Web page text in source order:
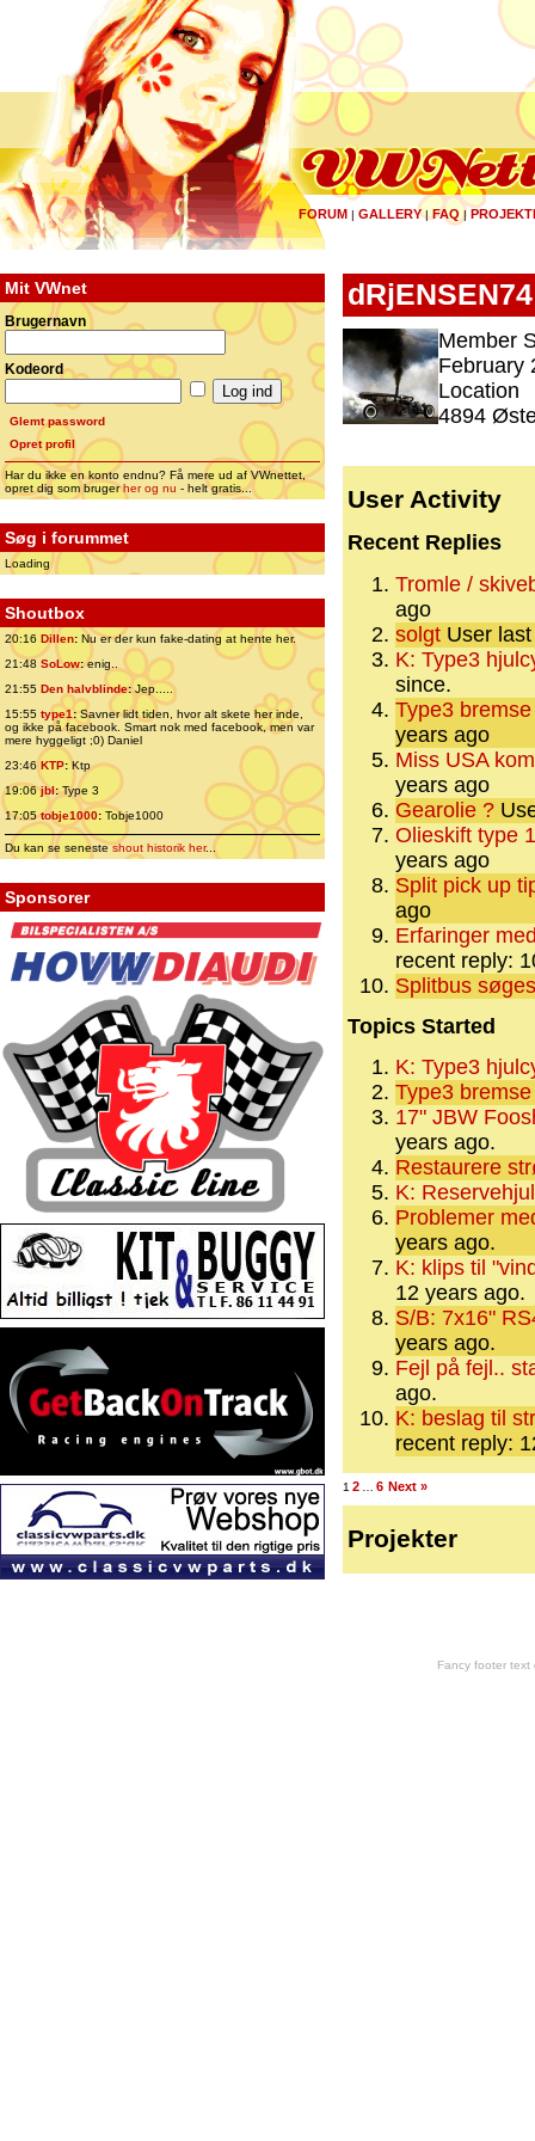
FORUM | GALLERY|FAQ |
Mit VWnet
Brugernavn
Kodeord
Glemt password
Opret profil
Har du ikke en konto endnu? Få mere ud af VWnettet,
opret dig som brugerher og nu - helt gratis...
Søg i forummet
Loading
Shoutbox
20:16 Dillen: Nu er der kun fake-dating at hente her.
21:48 SoLow:enig..
21:55 Den halvblinde:Jep.....
15:55 type1:Savner lidt tiden, hvor alt skete her inde,
og ikke på facebook. Smart nok med facebook, men var
mere hyggeligt ;0) Daniel
23:46 KTP:Ktp
19:06jbl:Type 3
17:05tobje1000: Tobje1000
Du kan se senesteshout historik her...
Sponsorer
dRjENSEN74
Member
February
Location
4894
User Activity
Recent Replies
Tromle /
ago
solgt User
K: Type3
since.
Type3
years ago
Miss USA
years ago
Gearolie ?
Olieskift type
years ago
Split pick up
ago
Erfaringer
recent reply:
Splitbus
Topics Started
K: Type3
Type3
17" JBW
years ago.
Restaurere
K:
Problemer
years ago.
K: klips til
12 years ago.
S/B: 7x16"
years ago.
Fejl på fejl..
ago.
K: beslag til
recent reply:
1 2 6 Next »
Projekter
Fancy footer